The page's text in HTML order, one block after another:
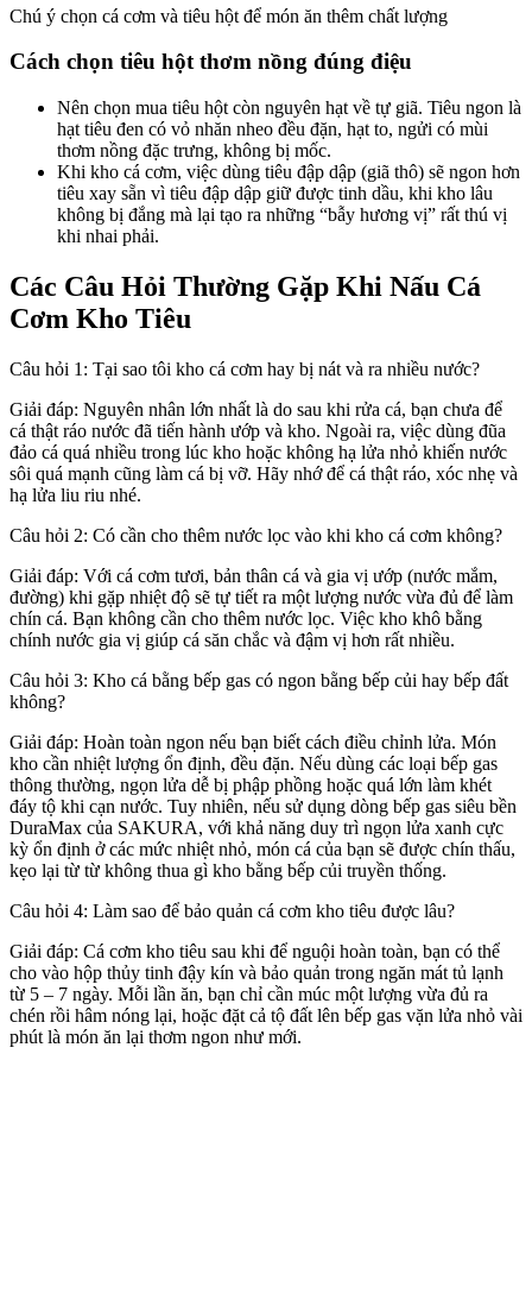
Chú ý chọn cá cơm và tiêu hột để món ăn thêm chất lượng
Cách chọn tiêu hột thơm nồng đúng điệu
Nên chọn mua tiêu hột còn nguyên hạt về tự giã. Tiêu ngon là
hạt tiêu đen có vỏ nhăn nheo đều đặn, hạt to, ngửi có mùi
thơm nồng đặc trưng, không bị mốc.
Khi kho cá cơm, việc dùng tiêu đập dập (giã thô) sẽ ngon hơn
tiêu xay sẵn vì tiêu đập dập giữ được tinh dầu, khi kho lâu
không bị đắng mà lại tạo ra những “bẫy hương vị” rất thú vị
khi nhai phải.
Các Câu Hỏi Thường Gặp Khi Nấu Cá
Cơm Kho Tiêu
Câu hỏi 1: Tại sao tôi kho cá cơm hay bị nát và ra nhiều nước?
Giải đáp: Nguyên nhân lớn nhất là do sau khi rửa cá, bạn chưa để
cá thật ráo nước đã tiến hành ướp và kho. Ngoài ra, việc dùng đũa
đảo cá quá nhiều trong lúc kho hoặc không hạ lửa nhỏ khiến nước
sôi quá mạnh cũng làm cá bị vỡ. Hãy nhớ để cá thật ráo, xóc nhẹ và
hạ lửa liu riu nhé.
Câu hỏi 2: Có cần cho thêm nước lọc vào khi kho cá cơm không?
Giải đáp: Với cá cơm tươi, bản thân cá và gia vị ướp (nước mắm,
đường) khi gặp nhiệt độ sẽ tự tiết ra một lượng nước vừa đủ để làm
chín cá. Bạn không cần cho thêm nước lọc. Việc kho khô bằng
chính nước gia vị giúp cá săn chắc và đậm vị hơn rất nhiều.
Câu hỏi 3: Kho cá bằng bếp gas có ngon bằng bếp củi hay bếp đất
không?
Giải đáp: Hoàn toàn ngon nếu bạn biết cách điều chỉnh lửa. Món
kho cần nhiệt lượng ổn định, đều đặn. Nếu dùng các loại bếp gas
thông thường, ngọn lửa dễ bị phập phồng hoặc quá lớn làm khét
đáy tộ khi cạn nước. Tuy nhiên, nếu sử dụng dòng bếp gas siêu bền
DuraMax của SAKURA, với khả năng duy trì ngọn lửa xanh cực
kỳ ổn định ở các mức nhiệt nhỏ, món cá của bạn sẽ được chín thấu,
kẹo lại từ từ không thua gì kho bằng bếp củi truyền thống.
Câu hỏi 4: Làm sao để bảo quản cá cơm kho tiêu được lâu?
Giải đáp: Cá cơm kho tiêu sau khi để nguội hoàn toàn, bạn có thể
cho vào hộp thủy tinh đậy kín và bảo quản trong ngăn mát tủ lạnh
từ 5 – 7 ngày. Mỗi lần ăn, bạn chỉ cần múc một lượng vừa đủ ra
chén rồi hâm nóng lại, hoặc đặt cả tộ đất lên bếp gas vặn lửa nhỏ vài
phút là món ăn lại thơm ngon như mới.